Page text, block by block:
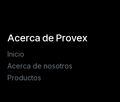
Acerca de Provex
Inicio
Acerca de nosotros
Productos